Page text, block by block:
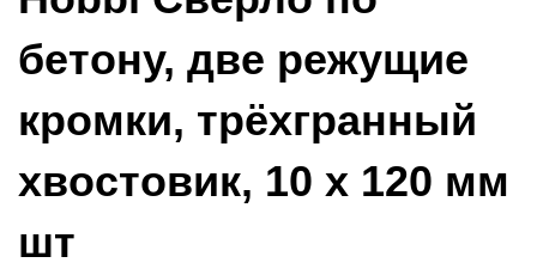
бетону, две режущие
кромки, трёхгранный
хвостовик, 10 х 120 мм
шт